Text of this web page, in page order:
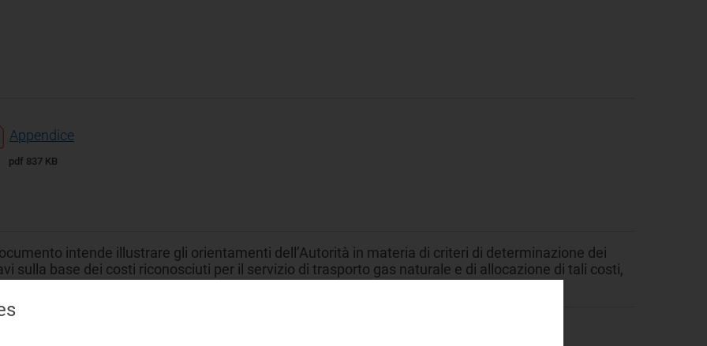
Appendice
pdf 837 KB
intende illustrare gli orientamenti dell’Autorità in materia di criteri di determinazione dei
sulla base dei costi riconosciuti per il servizio di trasporto gas naturale e di allocazione di tali costi,
in materia di regolazione della qualità del servizio di trasporto del gas naturale.